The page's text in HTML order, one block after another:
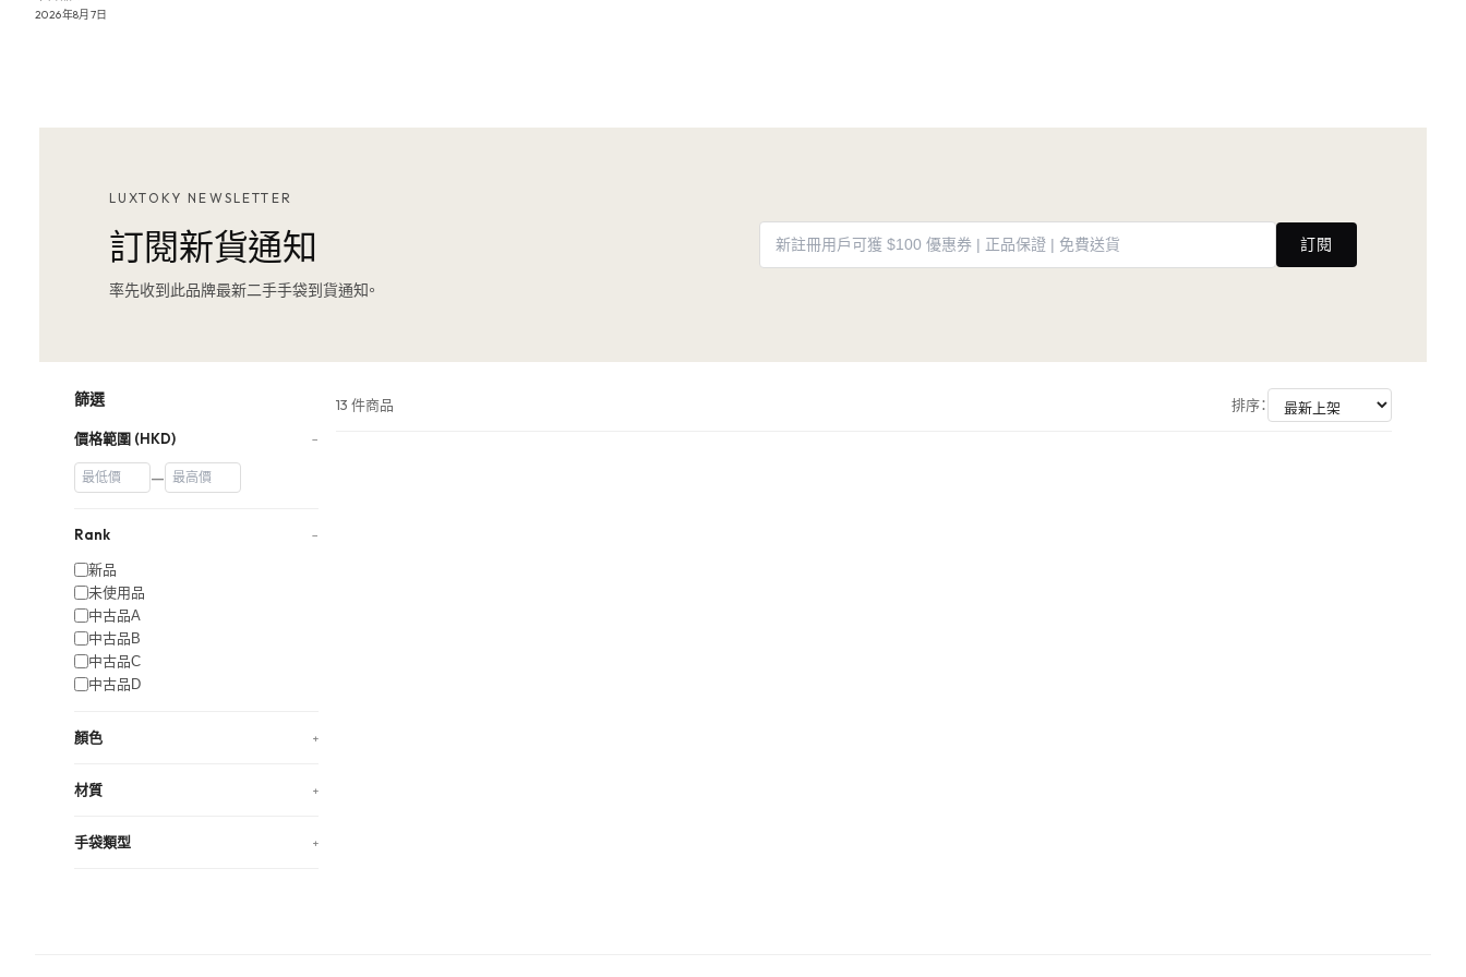
2026年8月7日
LUXTOKY NEWSLETTER
訂閱新貨通知
率先收到此品牌最新二手手袋到貨通知。
訂閱
篩選
價格範圍 (HKD) −
—
Rank −
新品
未使用品
中古品A
中古品B
中古品C
中古品D
顏色 +
材質 +
手袋類型 +
13 件商品 排序：